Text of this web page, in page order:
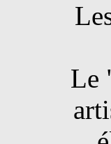
Le